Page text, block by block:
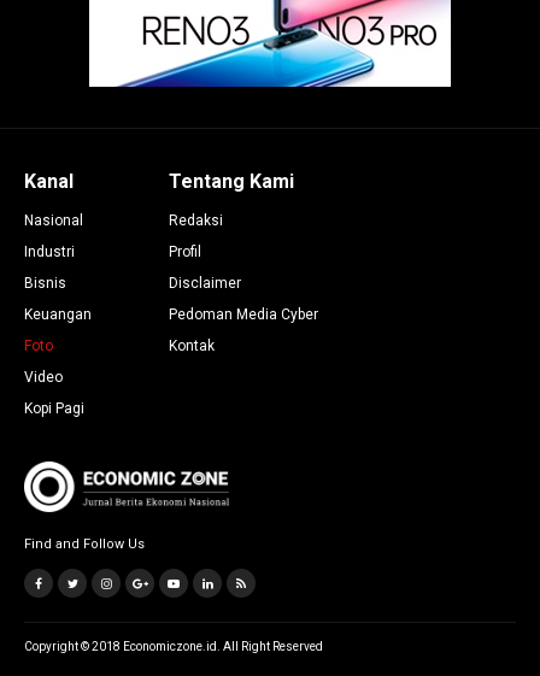
Kanal
Nasional
Industri
Bisnis
Keuangan
Foto
Video
Kopi Pagi
Tentang Kami
Redaksi
Profil
Disclaimer
Pedoman Media Cyber
Kontak
Find and Follow Us
Copyright © 2018 Economiczone.id. All Right Reserved